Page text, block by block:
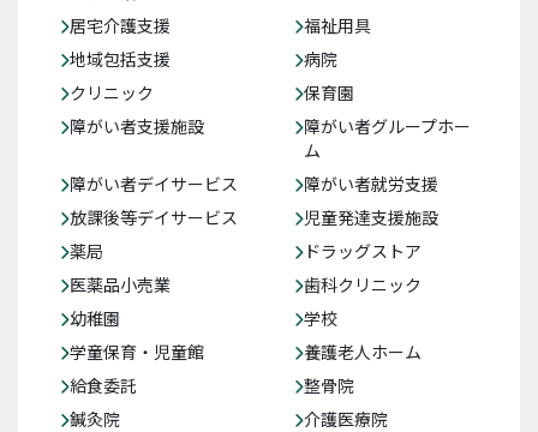
居宅介護支援
福祉用具
地域包括支援
病院
クリニック
保育園
障がい者支援施設
障がい者グループホー
ム
障がい者デイサービス
障がい者就労支援
放課後等デイサービス
児童発達支援施設
薬局
ドラッグストア
医薬品小売業
歯科クリニック
幼稚園
学校
学童保育・児童館
養護老人ホーム
給食委託
整骨院
鍼灸院
介護医療院